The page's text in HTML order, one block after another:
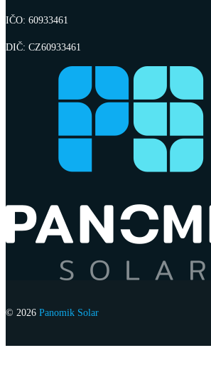
IČO: 60933461
DIČ: CZ60933461
© 2026 Panomik Solar